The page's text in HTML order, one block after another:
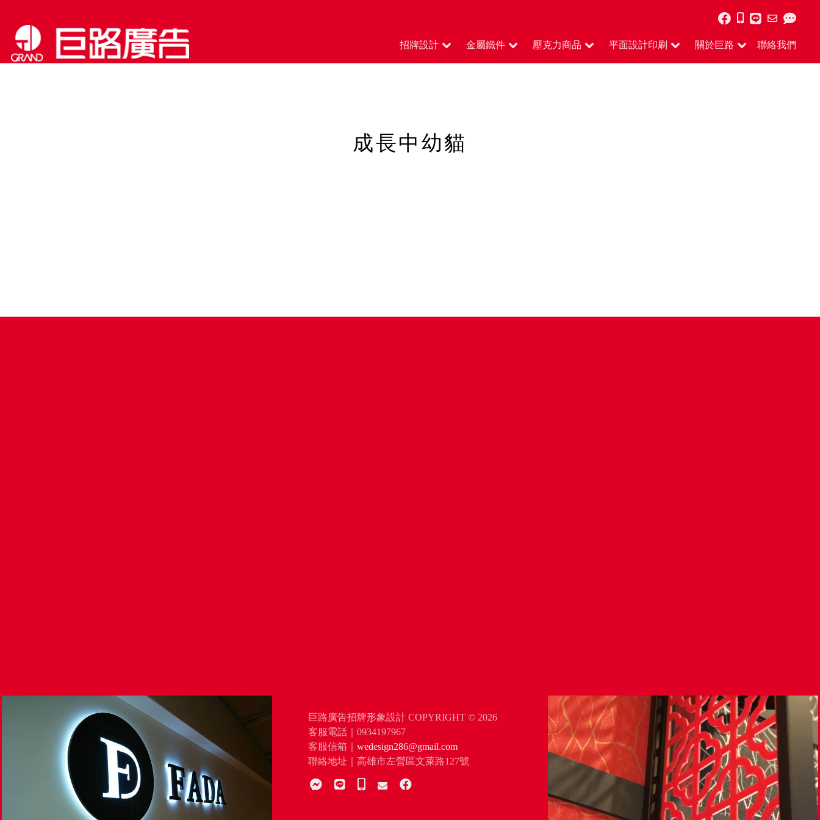
招牌設計 金屬鐵件 壓克力商品 平面設計印刷 關於巨路 聯絡我們
成長中幼貓
巨路廣告招牌形象設計 COPYRIGHT © 2026
客服電話｜0934197967
客服信箱｜wedesign286@gmail.com
聯絡地址｜高雄市左營區文萊路127號